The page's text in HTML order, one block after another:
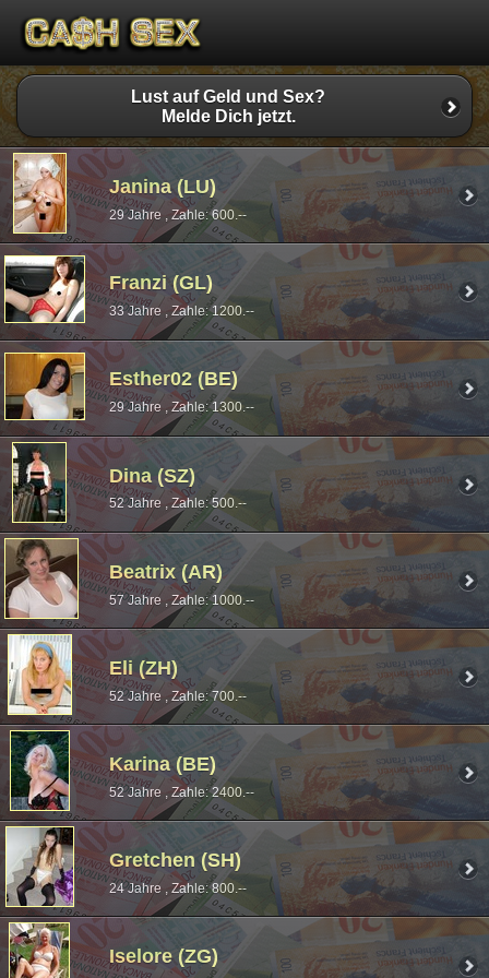
Lust auf Geld und Sex?
Melde Dich jetzt.
Janina (LU)
29 Jahre , Zahle: 600.--
Franzi (GL)
33 Jahre , Zahle: 1200.--
Esther02 (BE)
29 Jahre , Zahle: 1300.--
Dina (SZ)
52 Jahre , Zahle: 500.--
Beatrix (AR)
57 Jahre , Zahle: 1000.--
Eli (ZH)
52 Jahre , Zahle: 700.--
Karina (BE)
52 Jahre , Zahle: 2400.--
Gretchen (SH)
24 Jahre , Zahle: 800.--
Iselore (ZG)